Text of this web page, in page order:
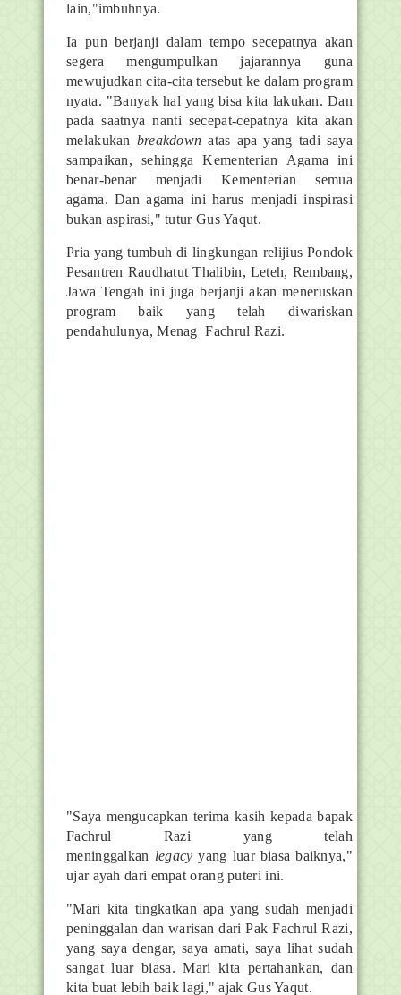
lain,"imbuhnya.
Ia pun berjanji dalam tempo secepatnya akan
segera mengumpulkan jajarannya guna
mewujudkan cita-cita tersebut ke dalam program
nyata. "Banyak hal yang bisa kita lakukan. Dan
pada saatnya nanti secepat-cepatnya kita akan
melakukan breakdown atas apa yang tadi saya
sampaikan, sehingga Kementerian Agama ini
benar-benar menjadi Kementerian semua
agama. Dan agama ini harus menjadi inspirasi
bukan aspirasi," tutur Gus Yaqut.
Pria yang tumbuh di lingkungan relijius Pondok
Pesantren Raudhatut Thalibin, Leteh, Rembang,
Jawa Tengah ini juga berjanji akan meneruskan
program baik yang telah diwariskan
pendahulunya, Menag Fachrul Razi.
"Saya mengucapkan terima kasih kepada bapak
Fachrul Razi yang telah
meninggalkan legacy yang luar biasa baiknya,"
ujar ayah dari empat orang puteri ini.
"Mari kita tingkatkan apa yang sudah menjadi
peninggalan dan warisan dari Pak Fachrul Razi,
yang saya dengar, saya amati, saya lihat sudah
sangat luar biasa. Mari kita pertahankan, dan
kita buat lebih baik lagi," ajak Gus Yaqut.